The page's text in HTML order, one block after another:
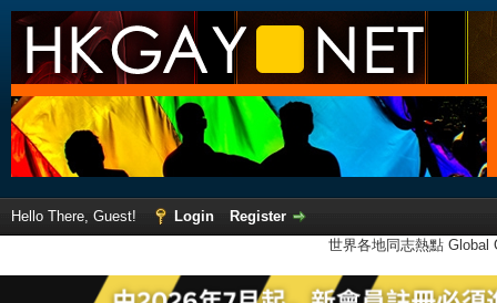
Hello There, Guest! Login
Register
世界各地同志熱點